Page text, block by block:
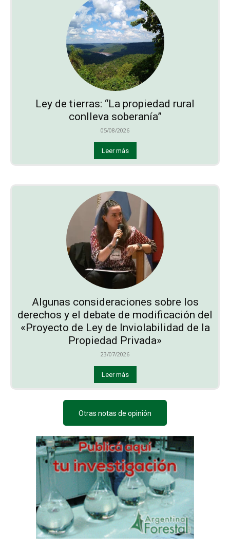
Ley de tierras: “La propiedad rural
conlleva soberanía”
05/08/2026
Leer más
Algunas consideraciones sobre los
derechos y el debate de modificación del
«Proyecto de Ley de Inviolabilidad de la
Propiedad Privada»
23/07/2026
Leer más
Otras notas de opinión